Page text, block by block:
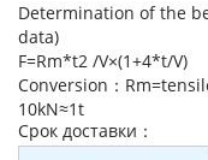
Determination of the
data)
F=Rm*t2 /V×(1+4*t/V)
Conversion：
10kN≈1t
Cрок доставки：